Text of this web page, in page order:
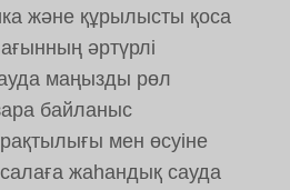
және құрылысты қоса
әртүрлі
маңызды рөл
байланыс
мен өсуіне
жаһандық сауда